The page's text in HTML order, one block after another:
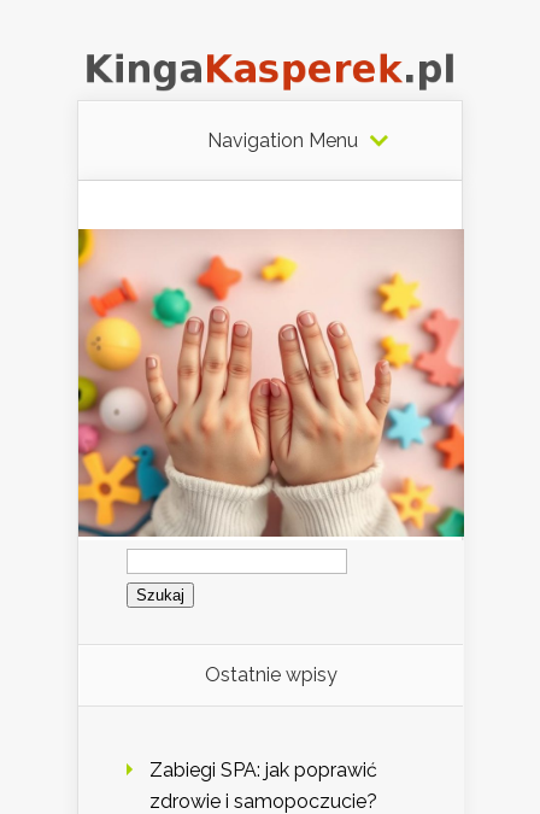
Navigation Menu
Szukaj:
Ostatnie wpisy
Zabiegi SPA: jak poprawić
zdrowie i samopoczucie?